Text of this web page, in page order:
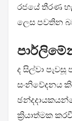
රජයේ තීරණ
ලෙස පවතින
ද සිල්වා පැවසූ
සංනිවේදනය
ක්‍රියාත්මක